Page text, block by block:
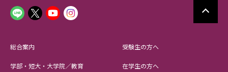
総合案内
学部・短大・大学院／教育
受験生の方へ
在学生の方へ